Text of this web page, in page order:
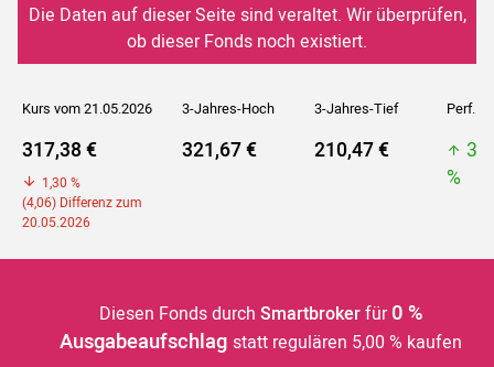
Die Daten auf dieser Seite sind veraltet. Wir überprüfen,
ob dieser Fonds noch existiert.
Kurs vom 21.05.2026 3-Jahres-Hoch 3-Jahres-Tief Perf. 5J
317,38 €
1,30 %
(4,06) Differenz zum
20.05.2026
321,67 € 210,47 €
%
Diesen Fonds durch Smartbrokerfür 0 %
Ausgabeaufschlagstatt regulären 5,00 % kaufen